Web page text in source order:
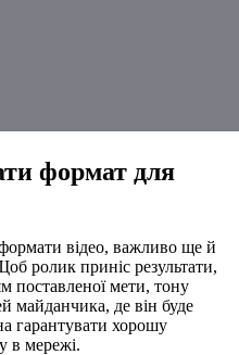
формат для
відео, важливо ще й
ролик приніс результати,
поставленої мети, тону
майданчика, де він буде
гарантувати хорошу
в мережі.